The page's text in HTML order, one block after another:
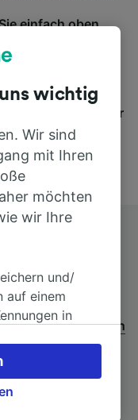
einfach oben
und
Sie mit uns.
von mehr
Hbf
Dann bitte
(Main) Hbf nach
Zug fahren,
bis Frankfurt
wichtig
Wir sind
mit Ihren
möchten
wir Ihre
und/
auf einem
in